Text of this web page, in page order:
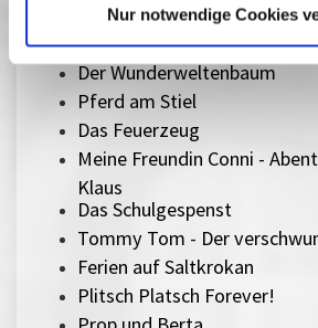
Nur notwendige Cookies
1-2-3 Corona
Der letzte Walsänger
Der Wunderweltenbaum
Pferd am Stiel
Das Feuerzeug
Meine Freundin Conni -
Klaus
Das Schulgespenst
Tommy Tom - Der
Ferien auf Saltkrokan
Plitsch Platsch Forever!